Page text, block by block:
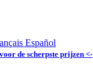
Español
de scherpste prijzen <-